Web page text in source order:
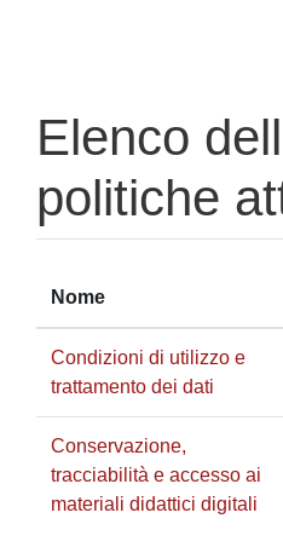
Elenco
politiche
Nome
Condizioni di utilizzo e
trattamento dei dati
Conservazione,
tracciabilità e accesso ai
materiali didattici digitali